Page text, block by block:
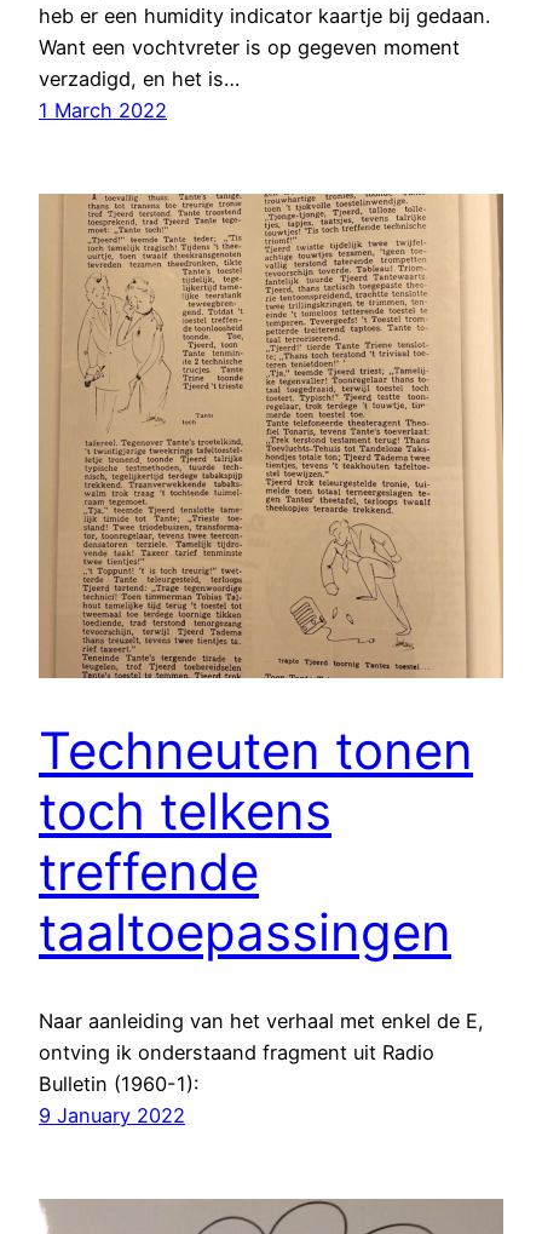
heb er een humidity indicator kaartje bij gedaan.
Want een vochtvreter is op gegeven moment
verzadigd, en het is…
1 March 2022
Techneuten tonen
toch telkens
treffende
taaltoepassingen
Naar aanleiding van het verhaal met enkel de E,
ontving ik onderstaand fragment uit Radio
Bulletin (1960-1):
9 January 2022